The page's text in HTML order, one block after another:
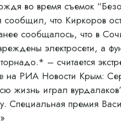
во время съемок
сообщил, что Киркоров
сообщалось, что в
электросети, а
– считается
на РИА Новости Крым:
жизнь играл
Специальная премия